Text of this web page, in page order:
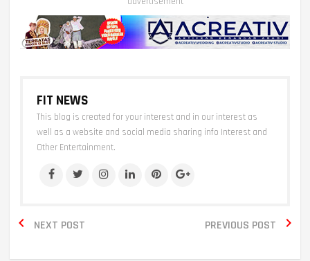
FIT NEWS
This blog is created for your interest and in our interest as
well as a website and social media sharing info Interest and
Other Entertainment.
NEXT POST
 PREVIOUS POST 